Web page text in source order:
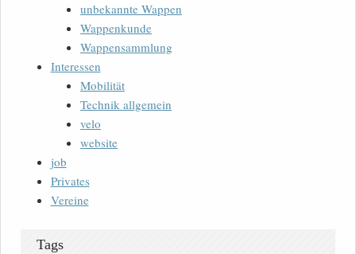
unbekannte Wappen
Wappenkunde
Wappensammlung
Interessen
Mobilität
Technik allgemein
velo
website
job
Privates
Vereine
Tags